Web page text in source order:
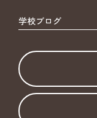
学校ブログ